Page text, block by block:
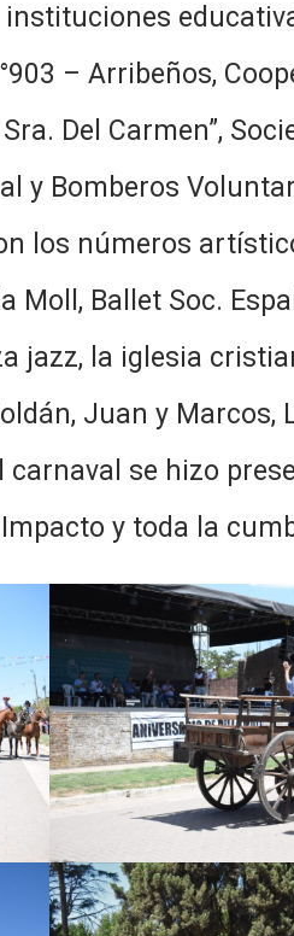
– Arribeños,
Del Carmen”,
y Bomberos
los números
Moll, Ballet Soc.
jazz, la iglesia
Juan y Marcos,
carnaval se hizo
y toda la